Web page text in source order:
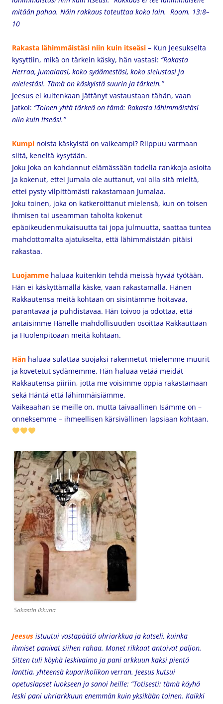
mitään pahaa. Näin rakkaus toteuttaa koko lain. Room. 13:8–
10
Rakasta lähimmäistäsi niin kuin itseäsi – Kun Jeesukselta
kysyttiin, mikä on tärkein käsky, hän vastasi: ”Rakasta
Herraa, Jumalaasi, koko sydämestäsi, koko sielustasi ja
mielestäsi. Tämä on käskyistä suurin ja tärkein.”
Jeesus ei kuitenkaan jättänyt vastaustaan tähän, vaan
jatkoi: ”Toinen yhtä tärkeä on tämä: Rakasta lähimmäistäsi
niin kuin itseäsi.”
Kumpi noista käskyistä on vaikeampi? Riippuu varmaan
siitä, keneltä kysytään.
Joku joka on kohdannut elämässään todella rankkoja asioita
ja kokenut, ettei Jumala ole auttanut, voi olla sitä mieltä,
ettei pysty vilpittömästi rakastamaan Jumalaa.
Joku toinen, joka on katkeroittanut mielensä, kun on toisen
ihmisen tai useamman taholta kokenut
epäoikeudenmukaisuutta tai jopa julmuutta, saattaa tuntea
mahdottomalta ajatukselta, että lähimmäistään pitäisi
rakastaa.
Luojamme haluaa kuitenkin tehdä meissä hyvää työtään.
Hän ei käskyttämällä käske, vaan rakastamalla. Hänen
Rakkautensa meitä kohtaan on sisintämme hoitavaa,
parantavaa ja puhdistavaa. Hän toivoo ja odottaa, että
antaisimme Hänelle mahdollisuuden osoittaa Rakkauttaan
ja Huolenpitoaan meitä kohtaan.
Hän haluaa sulattaa suojaksi rakennetut mielemme muurit
ja kovetetut sydämemme. Hän haluaa vetää meidät
Rakkautensa piiriin, jotta me voisimme oppia rakastamaan
sekä Häntä että lähimmäisiämme.
Vaikeaahan se meille on, mutta taivaallinen Isämme on –
onneksemme – ihmeellisen kärsivällinen lapsiaan kohtaan.
Sakastin ikkuna
Jeesus istuutui vastapäätä uhriarkkua ja katseli, kuinka
ihmiset panivat siihen rahaa. Monet rikkaat antoivat paljon.
Sitten tuli köyhä leskivaimo ja pani arkkuun kaksi pientä
lanttia, yhteensä kuparikolikon verran. Jeesus kutsui
opetuslapset luokseen ja sanoi heille: ”Totisesti: tämä köyhä
leski pani uhriarkkuun enemmän kuin yksikään toinen. Kaikki